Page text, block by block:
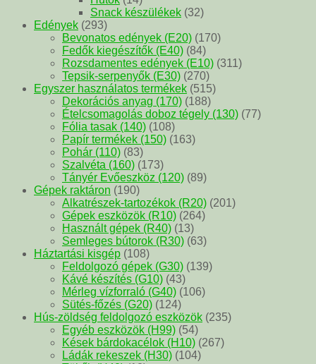
Snack készülékek (32)
Edények (293)
Bevonatos edények (E20) (170)
Fedők kiegészítők (E40) (84)
Rozsdamentes edények (E10) (311)
Tepsik-serpenyők (E30) (270)
Egyszer használatos termékek (515)
Dekorációs anyag (170) (188)
Ételcsomagolás doboz tégely (130) (77)
Fólia tasak (140) (108)
Papír termékek (150) (163)
Pohár (110) (83)
Szalvéta (160) (173)
Tányér Evőeszköz (120) (89)
Gépek raktáron (190)
Alkatrészek-tartozékok (R20) (201)
Gépek eszközök (R10) (264)
Használt gépek (R40) (13)
Semleges bútorok (R30) (63)
Háztartási kisgép (108)
Feldolgozó gépek (G30) (139)
Kávé készítés (G10) (43)
Mérleg vízforraló (G40) (106)
Sütés-főzés (G20) (124)
Hús-zöldség feldolgozó eszközök (235)
Egyéb eszközök (H99) (54)
Kések bárdokacélok (H10) (267)
Ládák rekeszek (H30) (104)